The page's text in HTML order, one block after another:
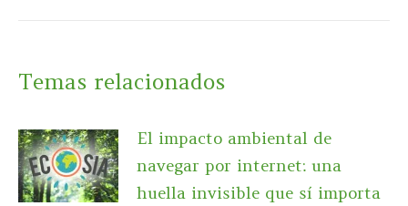
Temas relacionados
El impacto ambiental de
navegar por internet: una
huella invisible que sí importa